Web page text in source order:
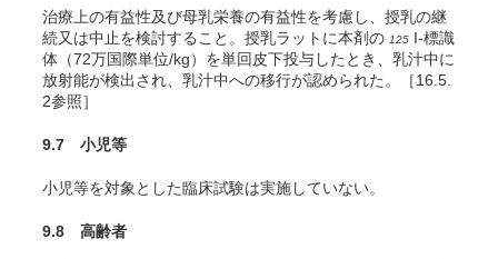
治療上の有益性及び母乳栄養の有益性を考慮し、授乳の継
続又は中止を検討すること。授乳ラットに本剤の 125 I-標識
体（72万国際単位/kg）を単回皮下投与したとき、乳汁中に
放射能が検出され、乳汁中への移行が認められた。［16.5.
2参照］
9.7 小児等
小児等を対象とした臨床試験は実施していない。
9.8 高齢者